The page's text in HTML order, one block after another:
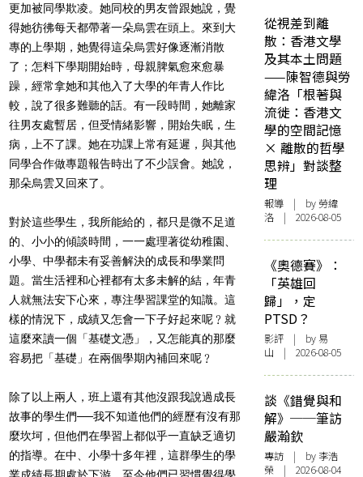
更加被同學欺凌。她同校的男友曾跟她說，覺
得她彷彿每天都帶著一朵烏雲在頭上。來到大
專的上學期，她覺得這朵烏雲好像逐漸消散
了；怎料下學期開始時，母親脾氣愈來愈暴
躁，經常拿她和其他入了大學的年青人作比
較，說了很多難聽的話。有一段時間，她離家
往男友處暫居，但受情緒影響，開始失眠，生
病，上不了課。她在功課上常有延遲，與其他
同學合作做專題報告時出了不少誤會。她說，
那朵烏雲又回來了。
對於這些學生，我所能給的，都只是微不足道
的、小小的傾談時間，一一處理著從幼稚園、
小學、中學都未有妥善解決的成長和學業問
題。當生活裡和心裡都有太多未解的結，年青
人就無法安下心來，專注學習課堂的知識。這
樣的情況下，成績又怎會一下子好起來呢﹖就
這麼來讀一個「基礎文憑」，又怎能真的那麼
容易把「基礎」在兩個學期內補回來呢﹖
除了以上兩人，班上還有其他沒跟我說過成長
故事的學生們──我不知道他們的經歷有沒有那
麼坎坷，但他們在學習上都似乎一直缺乏適切
的指導。在中、小學十多年裡，這群學生的學
從視差到離
散：香港文學
及其本土問題
——陳智德與勞
緯洛「根著與
流徙：香港文
學的空間記憶
× 離散的哲學
思辨」對談整
理
報導 | by 勞緯
洛 | 2026-08-05
《奧德賽》：
「英雄回
歸」，定
PTSD？
影評 | by 易
山 | 2026-08-05
談《錯覺與和
解》──筆訪
嚴瀚欽
專訪 | by 李浩
榮 | 2026-08-04